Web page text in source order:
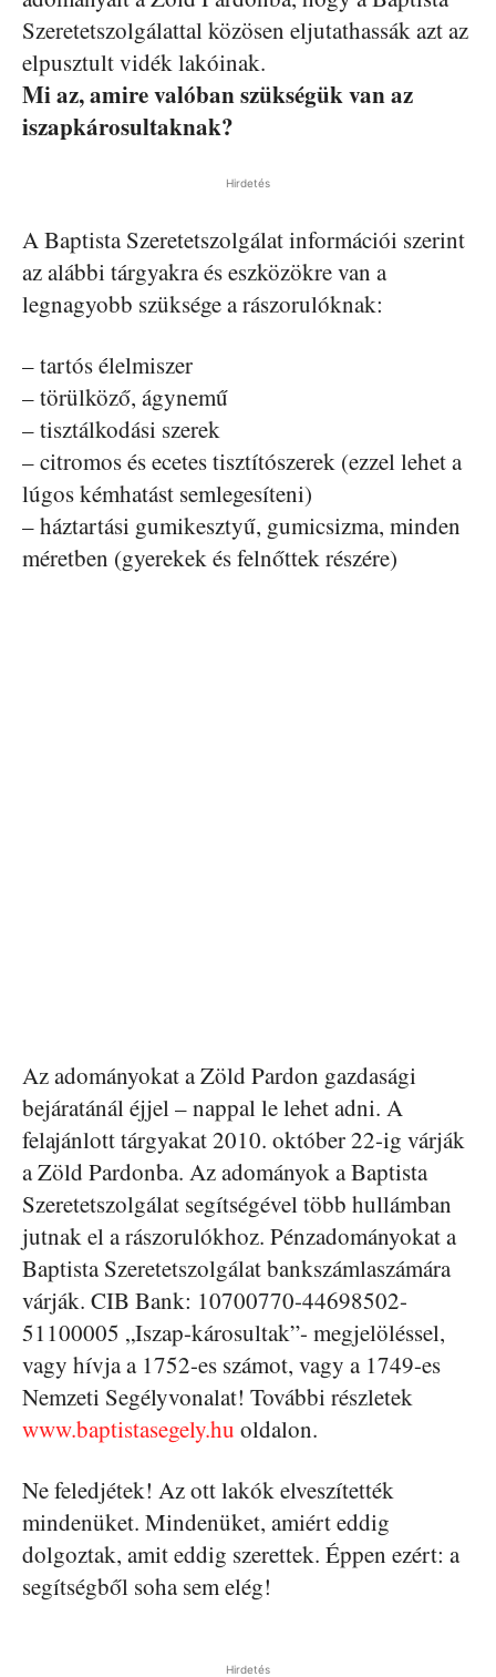
Szeretetszolgálattal közösen eljutathassák azt az
elpusztult vidék lakóinak.
Mi az, amire valóban szükségük van az
iszapkárosultaknak?
Hirdetés
A Baptista Szeretetszolgálat információi szerint
az alábbi tárgyakra és eszközökre van a
legnagyobb szüksége a rászorulóknak:
– tartós élelmiszer
– törülköző, ágynemű
– tisztálkodási szerek
– citromos és ecetes tisztítószerek (ezzel lehet a
lúgos kémhatást semlegesíteni)
– háztartási gumikesztyű, gumicsizma, minden
méretben (gyerekek és felnőttek részére)
Az adományokat a Zöld Pardon gazdasági
bejáratánál éjjel – nappal le lehet adni. A
felajánlott tárgyakat 2010. október 22-ig várják
a Zöld Pardonba. Az adományok a Baptista
Szeretetszolgálat segítségével több hullámban
jutnak el a rászorulókhoz. Pénzadományokat a
Baptista Szeretetszolgálat bankszámlaszámára
várják. CIB Bank: 10700770-44698502-
51100005 „Iszap-károsultak”- megjelöléssel,
vagy hívja a 1752-es számot, vagy a 1749-es
Nemzeti Segélyvonalat! További részletek
www.baptistasegely.hu oldalon.
Ne feledjétek! Az ott lakók elveszítették
mindenüket. Mindenüket, amiért eddig
dolgoztak, amit eddig szerettek. Éppen ezért: a
segítségből soha sem elég!
Hirdetés